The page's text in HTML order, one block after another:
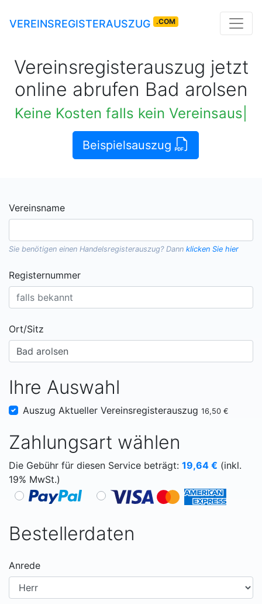
VEREINSREGISTERAUSZUG .COM
Vereinsregisterauszug jetzt
online abrufen Bad arolsen
Keine Kosten falls kein Vereinsauszug verfügbar
Beispielsauszug
Vereinsname
Sie benötigen einen Handelsregisterauszug? Dann klicken Sie hier
Registernummer
Ort/Sitz
Ihre Auswahl
Auszug Aktueller Vereinsregisterauszug 16,50 €
Zahlungsart wählen
Die Gebühr für diesen Service beträgt: 19,64 € (inkl.
19% MwSt.)
Bestellerdaten
Anrede